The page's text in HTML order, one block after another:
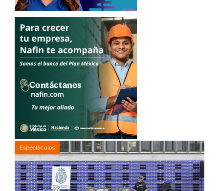
Espectáculos